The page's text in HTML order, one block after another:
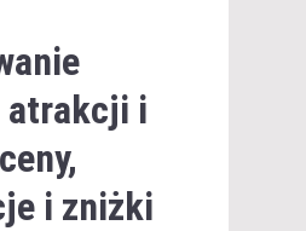
atrakcji i
i zniżki